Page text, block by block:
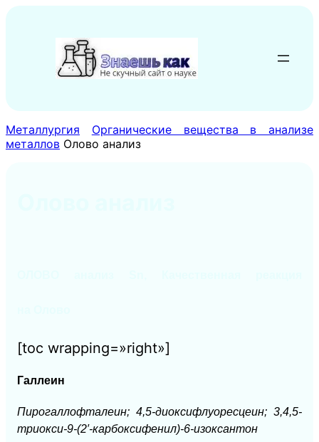
содержимому
Металлургия
Органические вещества в анализе
металлов Олово анализ
[toc wrapping=»right»]
Галлеин
Пирогаллофталеин; 4,5-диоксифлуоресцеин; 3,4,5-
триокси-9-(2′-карбоксифенил)-6-изоксантон